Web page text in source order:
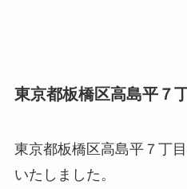
東京都板橋区高島平７
東京都板橋区高島平７丁
いたしました。